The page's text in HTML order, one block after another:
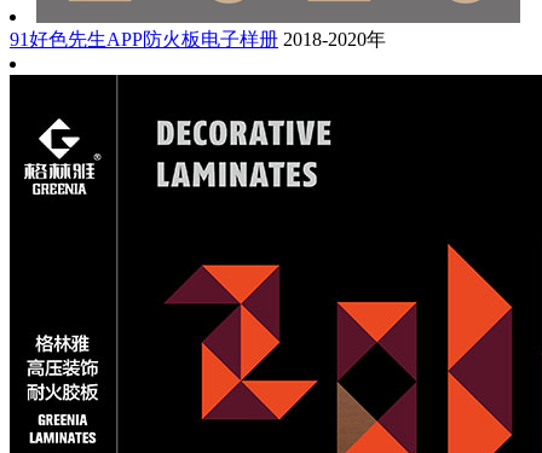
91好色先生APP防火板电子样册 2018-2020年